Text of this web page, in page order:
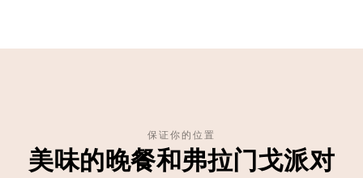
保证你的位置
美味的晚餐和弗拉门戈派对